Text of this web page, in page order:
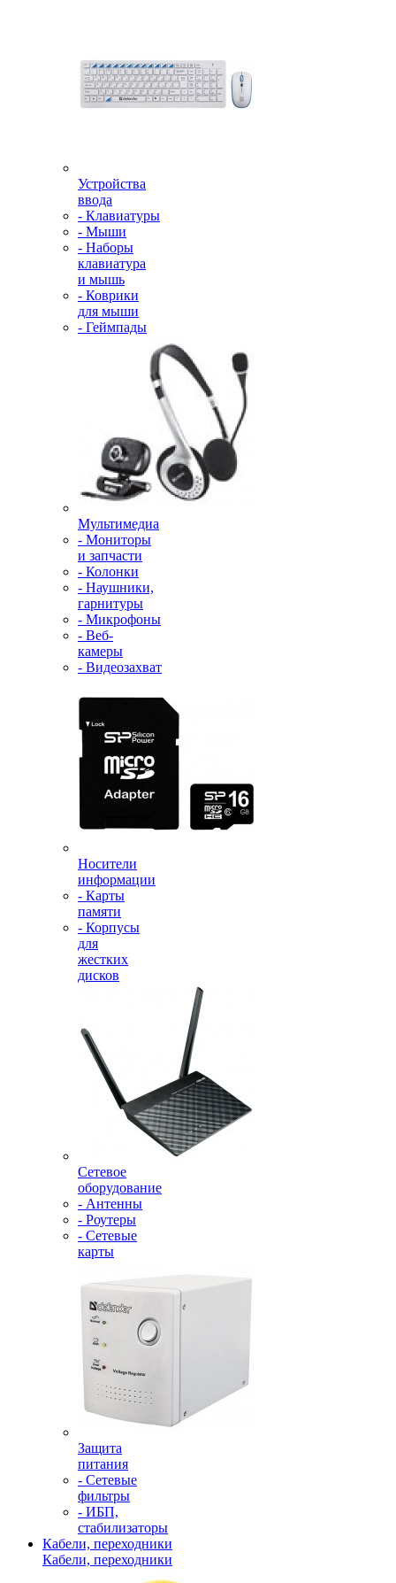
Устройства
ввода
- Клавиатуры
- Мыши
- Наборы
клавиатура
и мышь
- Коврики
для мыши
- Геймпады
Мультимедиа
- Мониторы
и запчасти
- Колонки
- Наушники,
гарнитуры
- Микрофоны
- Веб-
камеры
- Видеозахват
Носители
информации
- Карты
памяти
- Корпусы
для
жестких
дисков
Сетевое
оборудование
- Антенны
- Роутеры
- Сетевые
карты
Защита
питания
- Сетевые
фильтры
- ИБП,
стабилизаторы
Кабели, переходники
Кабели, переходники